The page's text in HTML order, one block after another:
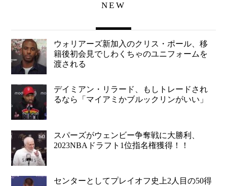
NEW
ウォリアーズ新加入のクリス・ポール、移
籍後初会見でしわくちゃのユニフォームを
渡される
デイミアン・リラード、もしトレードされ
るなら「マイアミかブルックリンがいい」
スパーズがウェンビー争奪戦に大勝利、
2023NBAドラフト1位指名権獲得！！
センターとしてプレイオフ史上2人目の50得